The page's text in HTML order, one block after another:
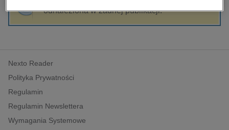
hobby, sport, rozrywka
komputery, internet, technologie, informatyka
polityka, społeczno-informacyjne
psychologiczne
inne
popularno-naukowe
historia
odnaleziona w żadnej publikacji.
Nexto Reader
Polityka Prywatności
Regulamin
Regulamin Newslettera
Wymagania Systemowe